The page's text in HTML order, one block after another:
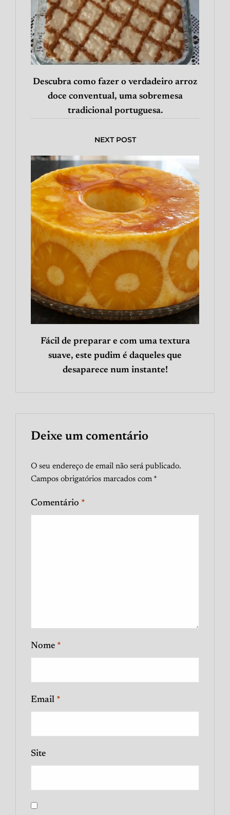
Descubra como fazer o verdadeiro arroz
doce conventual, uma sobremesa
tradicional portuguesa.
NEXT POST
Fácil de preparar e com uma textura
suave, este pudim é daqueles que
desaparece num instante!
Deixe um comentário
O seu endereço de email não será publicado.
Campos obrigatórios marcados com *
Comentário *
Nome *
Email *
Site